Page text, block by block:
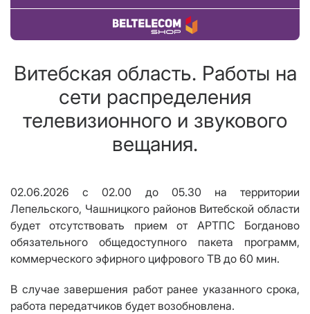
Купить товар
Витебская область. Работы на
сети распределения
телевизионного и звукового
вещания.
02.06.2026 с 02.00 до 05.30
на территории
Лепельского, Чашницкого районов Витебской области
будет отсутствовать прием от АРТПС Богданово
обязательного общедоступного пакета программ,
коммерческого эфирного цифрового ТВ до 60 мин.
В случае завершения работ ранее указанного срока,
работа передатчиков будет возобновлена.